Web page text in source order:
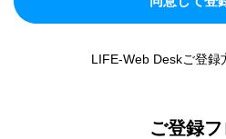
LIFE-Web Deskご登録
ご登録